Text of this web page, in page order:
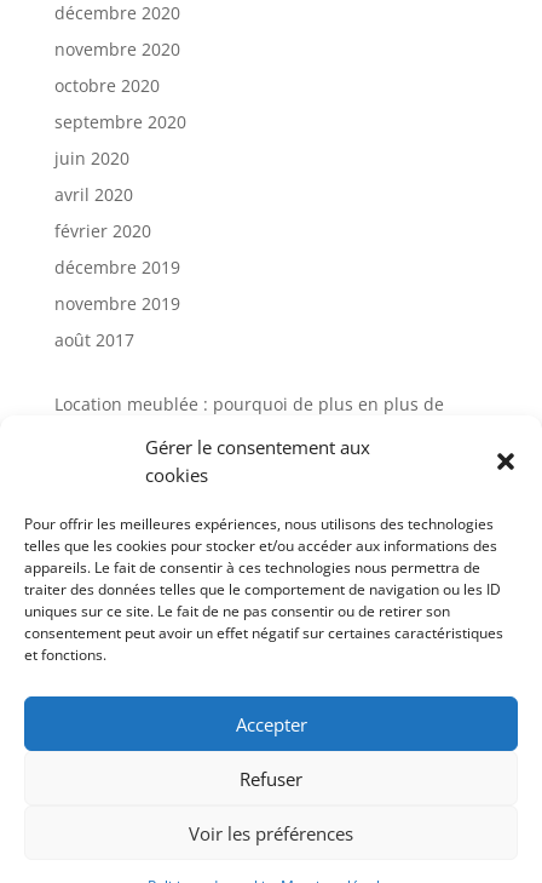
Gérer le consentement aux
cookies
Pour offrir les meilleures expériences, nous utilisons des technologies
telles que les cookies pour stocker et/ou accéder aux informations des
appareils. Le fait de consentir à ces technologies nous permettra de
traiter des données telles que le comportement de navigation ou les ID
uniques sur ce site. Le fait de ne pas consentir ou de retirer son
consentement peut avoir un effet négatif sur certaines caractéristiques
et fonctions.
Accepter
Refuser
Voir les préférences
décembre 2020
novembre 2020
octobre 2020
septembre 2020
juin 2020
avril 2020
février 2020
décembre 2019
novembre 2019
août 2017
Location meublée : pourquoi de plus en plus de
Avis Cocktail Scandinave : comment
l’expérience d’achat mobilier
Gestion locative meublée à Paris : avis et solutions
pour sécuriser votre investissement
Gestion de meuble en entreprise : un levier
stratégique sous-estimé
pour un intérieur authentique
Politique de cookies (UE)